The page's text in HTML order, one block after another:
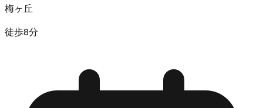
梅ヶ丘
徒歩8分